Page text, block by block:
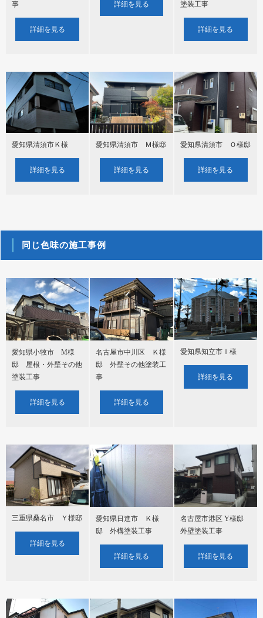
事
詳細を見る
詳細を見る 塗装工事
詳細を見る
愛知県清須市Ｋ様
詳細を見る
愛知県清須市 Ｍ様邸
詳細を見る
愛知県清須市 Ｏ様邸
詳細を見る
同じ色味の施工事例
愛知県小牧市 M様
邸 屋根・外壁その他
塗装工事
詳細を見る
名古屋市中川区 Ｋ様
邸 外壁その他塗装工
事
詳細を見る
愛知県知立市Ｉ様
詳細を見る
三重県桑名市 Ｙ様邸
詳細を見る
愛知県日進市 Ｋ様
邸 外構塗装工事
詳細を見る
名古屋市港区 Y様邸
外壁塗装工事
詳細を見る